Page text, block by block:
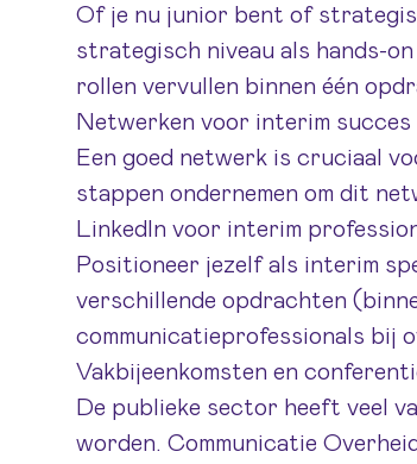
Of je nu junior bent of
strategisch niveau als hands-
rollen vervullen binnen één
Netwerken voor interim
Een goed netwerk is cruciaal
stappen ondernemen om dit
LinkedIn voor interim
Positioneer jezelf als interim
verschillende opdrachten
communicatieprofessionals bij
Vakbijeenkomsten en
De publieke sector heeft veel
worden. Communicatie